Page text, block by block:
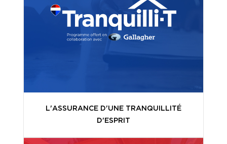
L'ASSURANCE D'UNE TRANQUILLITÉ
D'ESPRIT